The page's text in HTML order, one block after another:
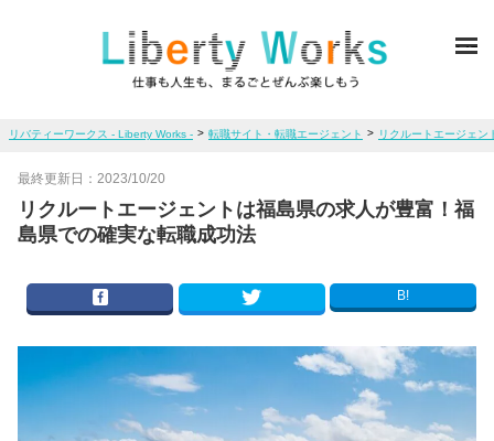
リバティーワークス - Liberty Works - > 転職サイト・転職エージェント > リクルートエージェン
最終更新日： 2023/10/20
リクルートエージェントは福島県の求人が豊富！福
島県での確実な転職成功法
B!